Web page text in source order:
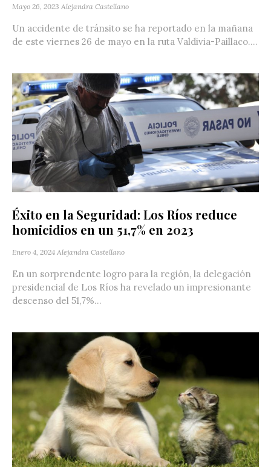
Mayo 26, 2023 Alejandra Castellano
Un accidente de tránsito se ha reportado en la mañana
de este viernes 26 de mayo en la ruta Valdivia-Paillaco....
Éxito en la Seguridad: Los Ríos reduce
homicidios en un 51,7% en 2023
Enero 4, 2024 Alejandra Castellano
En un sorprendente logro para la región, la delegación
presidencial de Los Ríos ha revelado un impresionante
descenso del 51,7%...